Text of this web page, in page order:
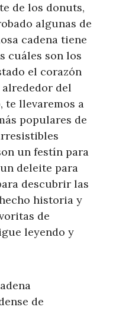
de los donuts,
algunas de
cadena tiene
cuáles son los
el corazón
del
te llevaremos a
populares de
un festín para
deleite para
descubrir las
historia y
de
leyendo y
de